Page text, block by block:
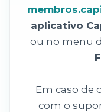
aplicativo
ou no menu
Em caso de
com o